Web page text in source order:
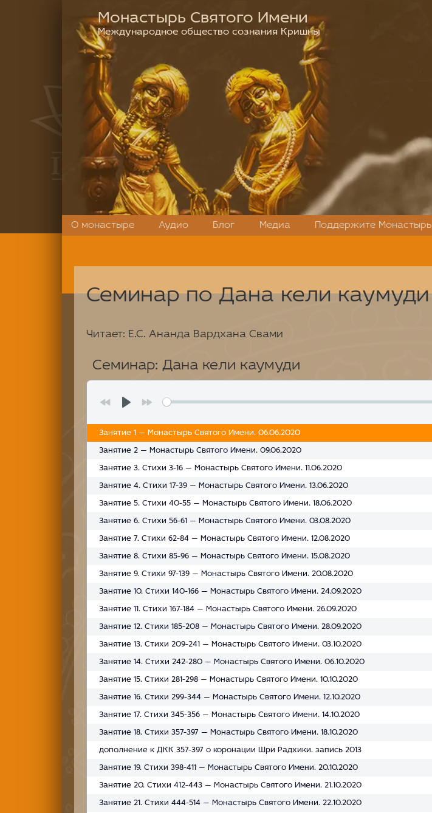
Монастырь Святого Имени
Международное общество сознания Кришны
О монастыре Аудио Блог Медиа Поддержите Монастырь
Семинар по Дана кели каумуди
Читает: Е.С. Ананда Вардхана Свами
Семинар: Дана кели каумуди
Занятие 1 — Монастырь Святого Имени. 06.06.2020
Занятие 2 — Монастырь Святого Имени. 09.06.2020
Занятие 3. Стихи 3-16 — Монастырь Святого Имени. 11.06.2020
Занятие 4. Стихи 17-39 — Монастырь Святого Имени. 13.06.2020
Занятие 5. Стихи 40-55 — Монастырь Святого Имени. 18.06.2020
Занятие 6. Стихи 56-61 — Монастырь Святого Имени. 03.08.2020
Занятие 7. Стихи 62-84 — Монастырь Святого Имени. 12.08.2020
Занятие 8. Стихи 85-96 — Монастырь Святого Имени. 15.08.2020
Занятие 9. Стихи 97-139 — Монастырь Святого Имени. 20.08.2020
Занятие 10. Стихи 140-166 — Монастырь Святого Имени. 24.09.2020
Занятие 11. Стихи 167-184 — Монастырь Святого Имени. 26.09.2020
Занятие 12. Стихи 185-208 — Монастырь Святого Имени. 28.09.2020
Занятие 13. Стихи 209-241 — Монастырь Святого Имени. 03.10.2020
Занятие 14. Стихи 242-280 — Монастырь Святого Имени. 06.10.2020
Занятие 15. Стихи 281-298 — Монастырь Святого Имени. 10.10.2020
Занятие 16. Стихи 299-344 — Монастырь Святого Имени. 12.10.2020
Занятие 17. Стихи 345-356 — Монастырь Святого Имени. 14.10.2020
Занятие 18. Стихи 357-397 — Монастырь Святого Имени. 18.10.2020
дополнение к ДКК 357-397 о коронации Шри Радхики. запись 2013
Занятие 19. Стихи 398-411 — Монастырь Святого Имени. 20.10.2020
Занятие 20. Стихи 412-443 — Монастырь Святого Имени. 21.10.2020
Занятие 21. Стихи 444-514 — Монастырь Святого Имени. 22.10.2020